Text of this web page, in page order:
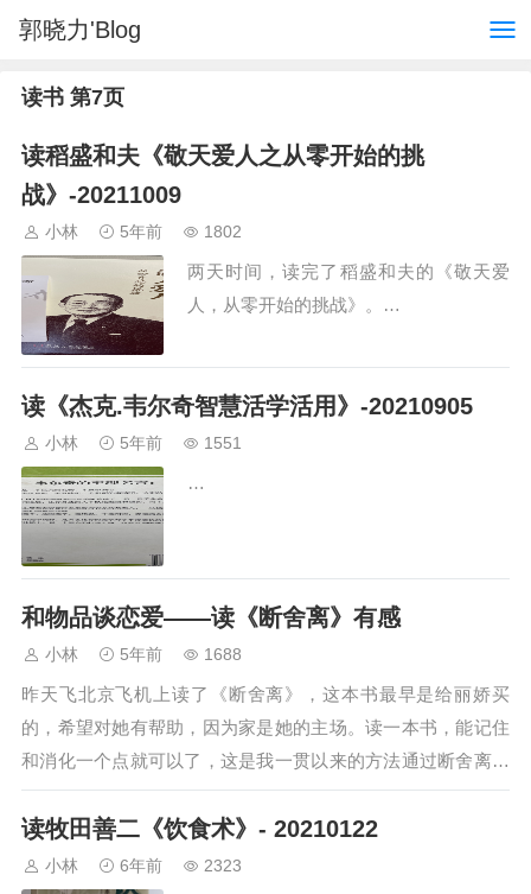
郭晓力'Blog
读书 第7页
读稻盛和夫《敬天爱人之从零开始的挑
战》-20211009
小林 5年前 1802
两天时间，读完了稻盛和夫的《敬天爱
人，从零开始的挑战》。…
读《杰克.韦尔奇智慧活学活用》-20210905
小林 5年前 1551
…
和物品谈恋爱——读《断舍离》有感
小林 5年前 1688
昨天飞北京飞机上读了《断舍离》，这本书最早是给丽娇买
的，希望对她有帮助，因为家是她的主场。读一本书，能记住
和消化一个点就可以了，这是我一贯以来的方法通过断舍离，
我学会了「跟物品谈恋爱」既然是谈恋爱，就…
读牧田善二《饮食术》- 20210122
小林 6年前 2323